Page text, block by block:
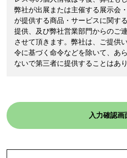
弊社が出展または主催する展示会
が提供する商品・サービスに関す
提供、及び弊社営業部門からのご
させて頂きます。弊社は、ご提供
令に基づく命令などを除いて、あ
ないで第三者に提供することはあり